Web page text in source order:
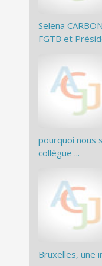
Selena
FGTB et
pourquoi nous
collègue ...
Bruxelles, une